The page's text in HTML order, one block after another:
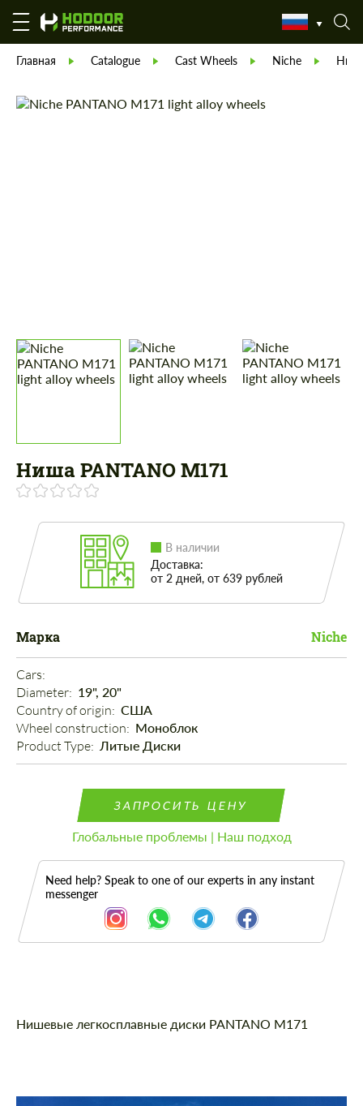
Главная Catalogue Cast Wheels Niche
Ниша PANTANO M171
В наличии
Доставка:
от 2 дней, от 639 рублей
Марка Niche
Cars:
Diameter: 19", 20"
Country of origin: США
Wheel construction: Моноблок
Product Type: Литые Диски
ЗАПРОСИТЬ ЦЕНУ
Глобальные проблемы | Наш подход
Need help? Speak to one of our experts in any instant
messenger
Описание
Нишевые легкосплавные диски PANTANO M171